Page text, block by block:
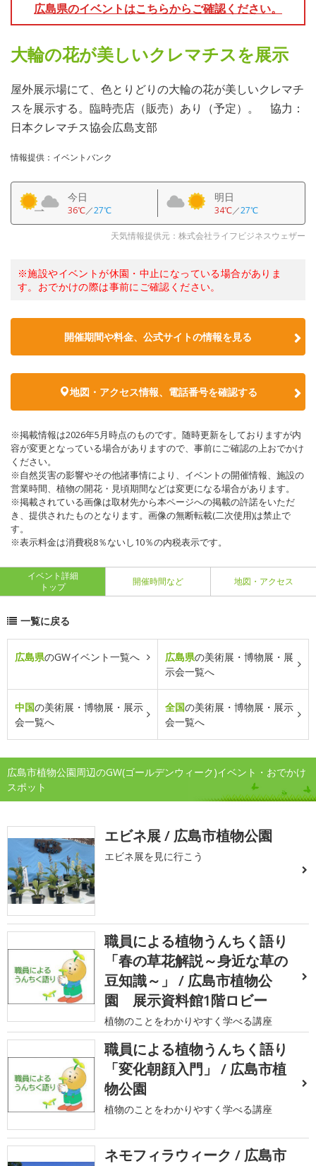
広島県のイベントはこちらからご確認ください。
大輪の花が美しいクレマチスを展示
屋外展示場にて、色とりどりの大輪の花が美しいクレマチ
スを展示する。臨時売店（販売）あり（予定）。 協力：
日本クレマチス協会広島支部
情報提供：イベントバンク
今日
36℃／27℃
明日
34℃／27℃
天気情報提供元：株式会社ライフビジネスウェザー
※施設やイベントが休園・中止になっている場合がありま
す。おでかけの際は事前にご確認ください。
開催期間や料金、公式サイトの情報を見る
地図・アクセス情報、電話番号を確認する
※掲載情報は2026年5月時点のものです。随時更新をしておりますが内
容が変更となっている場合がありますので、事前にご確認の上おでかけ
ください。
※自然災害の影響やその他諸事情により、イベントの開催情報、施設の
営業時間、植物の開花・見頃期間などは変更になる場合があります。
※掲載されている画像は取材先から本ページへの掲載の許諾をいただ
き、提供されたものとなります。画像の無断転載(二次使用)は禁止で
す。
※表示料金は消費税8％ないし10％の内税表示です。
イベント詳細
トップ
開催時間など 地図・アクセス
一覧に戻る
広島県のGWイベント一覧へ 広島県の美術展・博物展・展
示会一覧へ
中国の美術展・博物展・展示
会一覧へ
全国の美術展・博物展・展示
会一覧へ
広島市植物公園周辺のGW(ゴールデンウィーク)イベント・おでかけ
スポット
エビネ展 / 広島市植物公園
エビネ展を見に行こう
職員による植物うんちく語り
「春の草花解説～身近な草の
豆知識～」 / 広島市植物公
園 展示資料館1階ロビー
植物のことをわかりやすく学べる講座
職員による植物うんちく語り
「変化朝顔入門」 / 広島市植
物公園
植物のことをわかりやすく学べる講座
ネモフィラウィーク / 広島市